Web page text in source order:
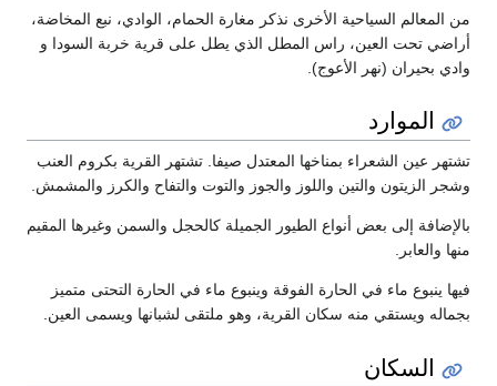
من المعالم السياحية الأخرى نذكر مغارة الحمام، الوادي، نبع المخاضة،
أراضي تحت العين، راس المطل الذي يطل على قرية خربة السودا و
وادي بحيران (نهر الأعوج).
الموارد
تشتهر عين الشعراء بمناخها المعتدل صيفا. تشتهر القرية بكروم العنب
وشجر الزيتون والتين واللوز والجوز والتوت والتفاح والكرز والمشمش.
بالإضافة إلى بعض أنواع الطيور الجميلة كالحجل والسمن وغيرها المقيم
منها والعابر.
فيها ينبوع ماء في الحارة الفوقة وينبوع ماء في الحارة التحتى متميز
بجماله ويستقي منه سكان القرية، وهو ملتقى لشبانها ويسمى العين.
السكان